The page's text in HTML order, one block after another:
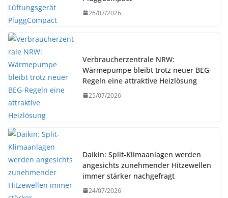
26/07/2026
Verbraucherzentrale NRW:
Wärmepumpe bleibt trotz neuer BEG-
Regeln eine attraktive Heizlösung
25/07/2026
Daikin: Split-Klimaanlagen werden
angesichts zunehmender Hitzewellen
immer stärker nachgefragt
24/07/2026